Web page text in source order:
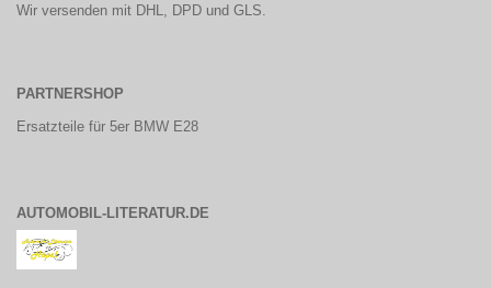
Wir versenden mit DHL, DPD und GLS.
PARTNERSHOP
Ersatzteile für 5er BMW E28
AUTOMOBIL-LITERATUR.DE